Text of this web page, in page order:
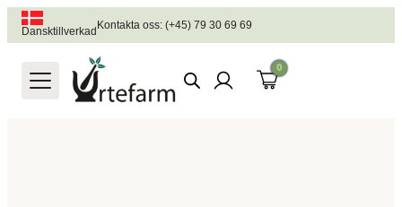
Dansktillverkad Kontakta oss: (+45) 79 30 69 69
0